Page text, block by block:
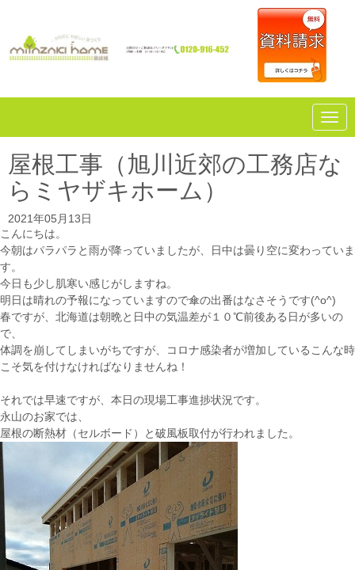
N
a
g
a
屋根工事（旭川近郊の工務店な
らミヤザキホーム）
2021年05月13日
こんにちは。
今朝はパラパラと雨が降っていましたが、日中は曇り空に変わっていま
す。
今日も少し肌寒い感じがしますね。
明日は晴れの予報になっていますので傘の出番はなさそうです(^o^)
春ですが、北海道は朝晩と日中の気温差が１０℃前後ある日が多いの
で、
体調を崩してしまいがちですが、コロナ感染者が増加しているこんな時
こそ気を付けなければなりませんね！
それでは早速ですが、本日の現場工事進捗状況です。
永山のお家では、
屋根の断熱材（セルボード）と破風板取付が行われました。